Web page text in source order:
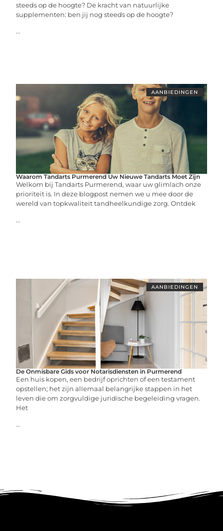
steeds op de hoogte? De kracht van natuurlijke
supplementen: ben jij nog steeds op de hoogte?
...
AANBIEDINGEN
Waarom Tandarts Purmerend Uw Nieuwe Tandarts Moet Zijn
Welkom bij Tandarts Purmerend, waar uw glimlach onze
prioriteit is. In deze blogpost nemen we u mee door de
wereld van topkwaliteit tandheelkundige zorg. Ontdek
...
AANBIEDINGEN
De Onmisbare Gids voor Notarisdiensten in Purmerend
Een huis kopen, een bedrijf oprichten of een testament
opstellen; het zijn allemaal belangrijke stappen in het
leven die om zorgvuldige juridische begeleiding vragen.
Het
...